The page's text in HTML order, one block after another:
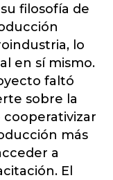
filosofía de
lo
en sí mismo.
faltó
sobre la
cooperativizar
más
a
El